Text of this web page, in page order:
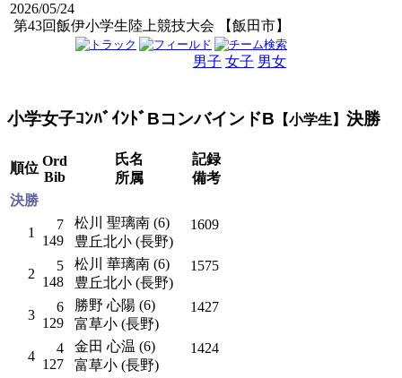
2026/05/24
第43回飯伊小学生陸上競技大会 【飯田市】
男子 女子 男女
小学女子ｺﾝﾊﾞｲﾝﾄﾞBコンバインドB 【小学生】 決勝
順位 Ord
Bib
氏名
所属
記録
備考
決勝
1
7
149
松川 聖璃南 (6)
豊丘北小 (長野)
1609
2
5
148
松川 華璃南 (6)
豊丘北小 (長野)
1575
3
6
129
勝野 心陽 (6)
富草小 (長野)
1427
4
4
127
金田 心温 (6)
富草小 (長野)
1424